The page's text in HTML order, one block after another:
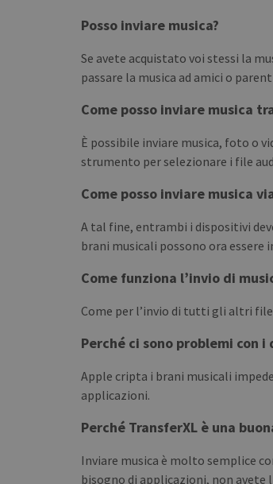
Posso inviare musica?
Se avete acquistato voi stessi la
passare la musica ad amici o
Come posso inviare musica
È possibile inviare musica, foto o
strumento per selezionare i file
Come posso inviare musica
A tal fine, entrambi i dispositivi
brani musicali possono ora
Come funziona l’invio di
Come per l’invio di tutti gli altri
Perché ci sono problemi con i
Apple cripta i brani musicali
applicazioni.
Perché TransferXL è una
Inviare musica è molto semplice
bisogno di applicazioni, non avete